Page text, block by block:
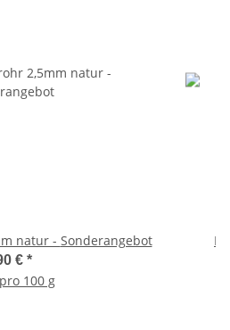
250gr Peddigrohr 2,5mm natur - Sonderangebot
€ *
100 g